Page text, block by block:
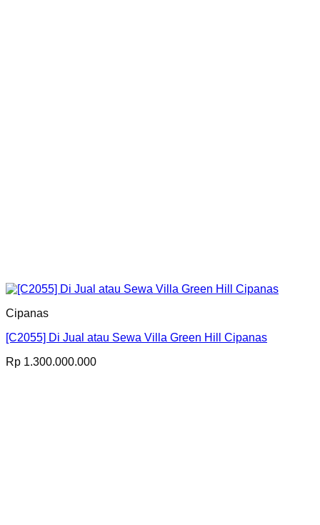
Cipanas
[C2055] Di Jual atau Sewa Villa Green Hill Cipanas
Rp 1.300.000.000